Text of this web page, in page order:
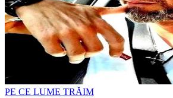
PE CE LUME TRĂIM